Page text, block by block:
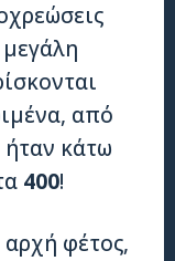
από
ήταν κάτω
400!
φέτος,